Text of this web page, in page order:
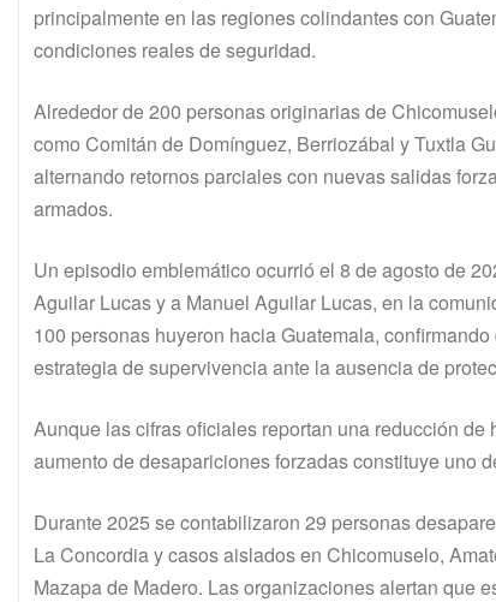
principalmente en las regiones colindantes con
condiciones reales de seguridad.
Alrededor de 200 personas originarias de
como Comitán de Domínguez, Berriozábal y Tuxtla
alternando retornos parciales con nuevas salidas
armados.
Un episodio emblemático ocurrió el 8 de agosto de
Aguilar Lucas y a Manuel Aguilar Lucas, en la
100 personas huyeron hacia Guatemala,
estrategia de supervivencia ante la ausencia de
Aunque las cifras oficiales reportan una reducción
aumento de desapariciones forzadas constituye uno
Durante 2025 se contabilizaron 29 personas
La Concordia y casos aislados en Chicomuselo,
Mazapa de Madero. Las organizaciones alertan que